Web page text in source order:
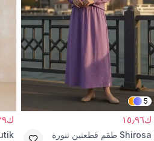
5
ك١٥٫٩٦
Shirosa طقم قطعتين تنورة
ك٩٫٢٩